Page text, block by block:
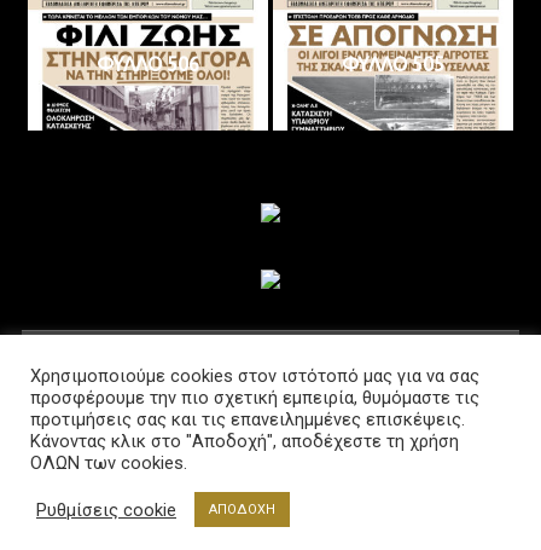
ΦΥΛΛΟ 506 ΦΥΛΛΟ 505
Διαβούλευση @2021 Powered by www.lab-net.gr
Χρησιμοποιούμε cookies στον ιστότοπό μας για να σας
προσφέρουμε την πιο σχετική εμπειρία, θυμόμαστε τις
προτιμήσεις σας και τις επανειλημμένες επισκέψεις.
Κάνοντας κλικ στο "Αποδοχή", αποδέχεστε τη χρήση
ΟΛΩΝ των cookies.
Ρυθμίσεις cookie ΑΠΟΔΟΧΗ